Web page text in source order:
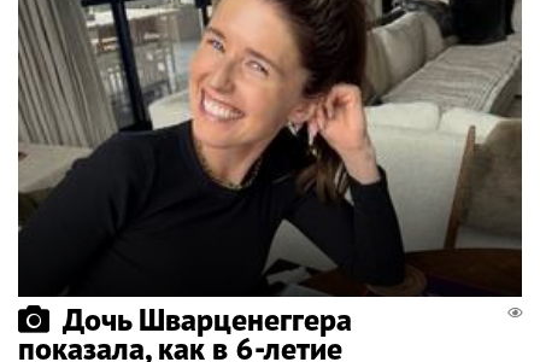
Дочь Шварценеггера
показала, как в 6-летие